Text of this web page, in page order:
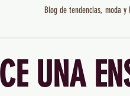
UNA
Blog de tendencias, moda